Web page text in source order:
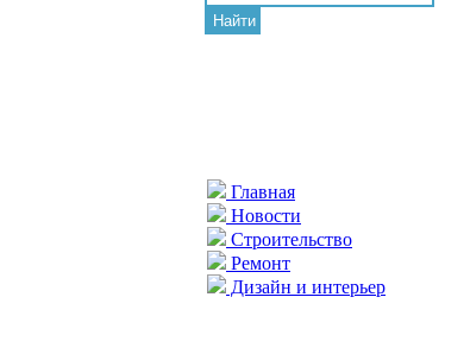
Найти
Главная
Новости
Строительство
Ремонт
Дизайн и интерьер